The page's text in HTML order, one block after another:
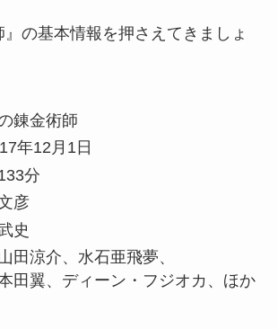
』の基本情報を押さえてきましょ
錬金術師
年12月1日
分
彦
史
田涼介、水石亜飛夢、
ディーン・フジオカ、ほか